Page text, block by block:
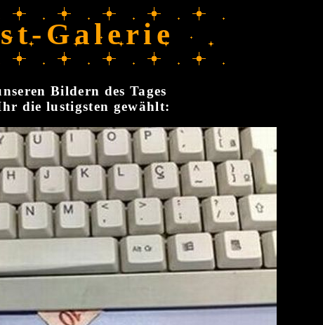
Galerie
Bildern des Tages
die lustigsten gewählt: